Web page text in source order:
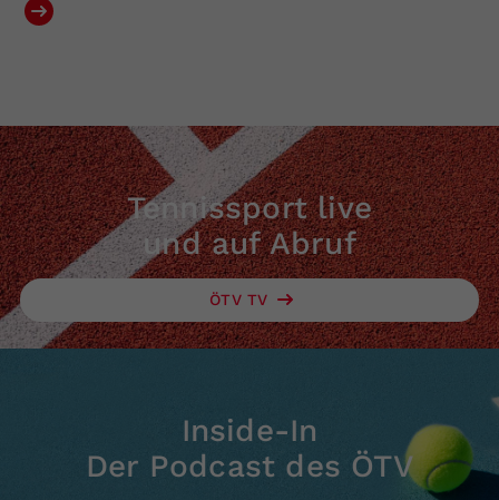
Tennissport live
und auf Abruf
ÖTV TV
Inside-In
Der Podcast des ÖTV